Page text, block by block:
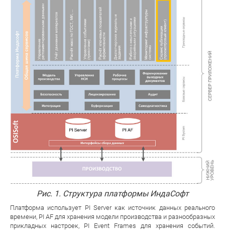
Рис. 1. Структура платформы ИндаСофт
Платформа использует PI Server как источник данных реального
времени, PI AF для хранения модели производства и разнообразных
прикладных настроек, PI Event Frames для хранения событий.